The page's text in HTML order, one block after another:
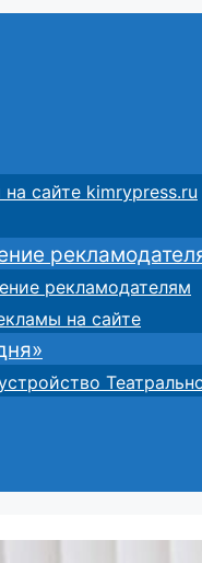
сайте kimrypress.ru
рекламодателям
на сайте